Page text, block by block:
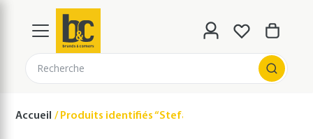
Recherche
Accueil Produits identifiés “Stefania Auci”